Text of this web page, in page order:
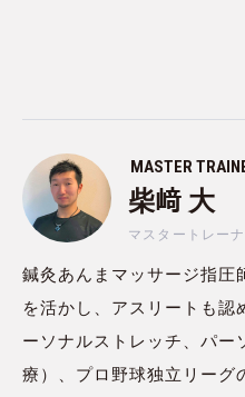
MASTER
柴﨑 大
マスタートレー
鍼灸あんまマッサージ指圧
を活かし、アスリートも
ーソナルストレッチ、パー
療）、プロ野球独立リーグ